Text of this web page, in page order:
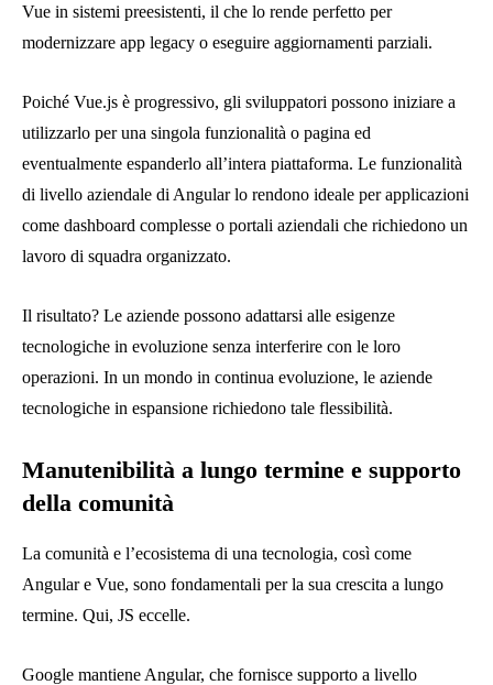
Vue in sistemi preesistenti, il che lo rende perfetto per
modernizzare app legacy o eseguire aggiornamenti parziali.
Poiché Vue.js è progressivo, gli sviluppatori possono iniziare a
utilizzarlo per una singola funzionalità o pagina ed
eventualmente espanderlo all’intera piattaforma. Le funzionalità
di livello aziendale di Angular lo rendono ideale per applicazioni
come dashboard complesse o portali aziendali che richiedono un
lavoro di squadra organizzato.
Il risultato? Le aziende possono adattarsi alle esigenze
tecnologiche in evoluzione senza interferire con le loro
operazioni. In un mondo in continua evoluzione, le aziende
tecnologiche in espansione richiedono tale flessibilità.
Manutenibilità a lungo termine e supporto
della comunità
La comunità e l’ecosistema di una tecnologia, così come
Angular e Vue, sono fondamentali per la sua crescita a lungo
termine. Qui, JS eccelle.
Google mantiene Angular, che fornisce supporto a livello